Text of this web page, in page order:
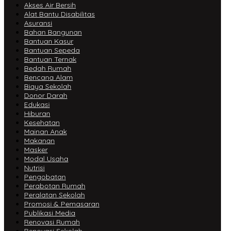
Akses Air Bersih
Alat Bantu Disabilitas
Asuransi
Bahan Bangunan
Bantuan Kasur
Bantuan Sepeda
Bantuan Ternak
Bedah Rumah
Bencana Alam
Biaya Sekolah
Donor Darah
Edukasi
Hiburan
Kesehatan
Mainan Anak
Makanan
Masker
Modal Usaha
Nutrisi
Pengobatan
Perabotan Rumah
Peralatan Sekolah
Promosi & Pemasaran
Publikasi Media
Renovasi Rumah